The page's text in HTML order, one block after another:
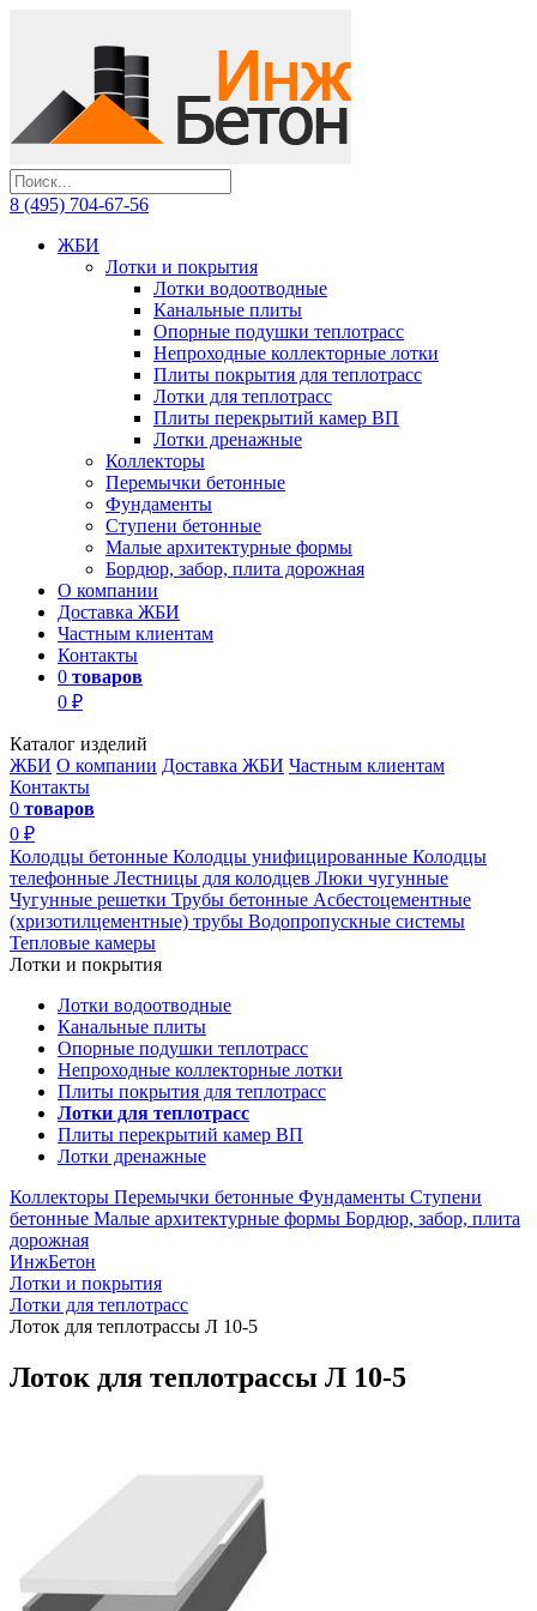
8 (495) 704-67-56
ЖБИ
Лотки и покрытия
Лотки водоотводные
Канальные плиты
Опорные подушки теплотрасс
Непроходные коллекторные лотки
Плиты покрытия для теплотрасс
Лотки для теплотрасс
Плиты перекрытий камер ВП
Лотки дренажные
Коллекторы
Перемычки бетонные
Фундаменты
Ступени бетонные
Малые архитектурные формы
Бордюр, забор, плита дорожная
О компании
Доставка ЖБИ
Частным клиентам
Контакты
0 товаров
0 ₽
Каталог изделий
ЖБИ О компании Доставка ЖБИ Частным клиентам
Контакты
0 товаров
0 ₽
Колодцы бетонные Колодцы унифицированные Колодцы
телефонные Лестницы для колодцев Люки чугунные
Чугунные решетки Трубы бетонные Асбестоцементные
(хризотилцементные) трубы Водопропускные системы
Тепловые камеры
Лотки и покрытия
Лотки водоотводные
Канальные плиты
Опорные подушки теплотрасс
Непроходные коллекторные лотки
Плиты покрытия для теплотрасс
Лотки для теплотрасс
Плиты перекрытий камер ВП
Лотки дренажные
Коллекторы Перемычки бетонные Фундаменты Ступени
бетонные Малые архитектурные формы Бордюр, забор, плита
дорожная
ИнжБетон
Лотки и покрытия
Лотки для теплотрасс
Лоток для теплотрассы Л 10-5
Лоток для теплотрассы Л 10-5